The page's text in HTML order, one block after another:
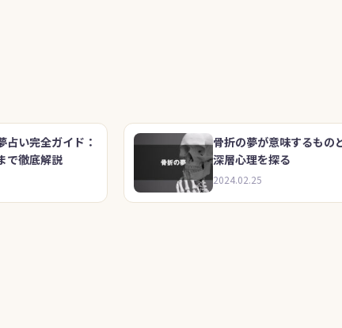
占い完全ガイド：
で徹底解説
骨折の夢が意味するもの
深層心理を探る
2024.02.25